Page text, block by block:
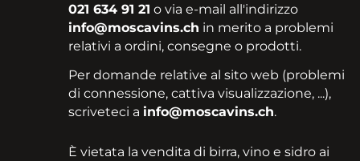
021 634 91 21 o via e-mail all'indirizzo
info@moscavins.ch in merito a problemi
relativi a ordini, consegne o prodotti.
Per domande relative al sito web (problemi
di connessione, cattiva visualizzazione, ...),
scriveteci a info@moscavins.ch.
È vietata la vendita di birra, vino e sidro ai